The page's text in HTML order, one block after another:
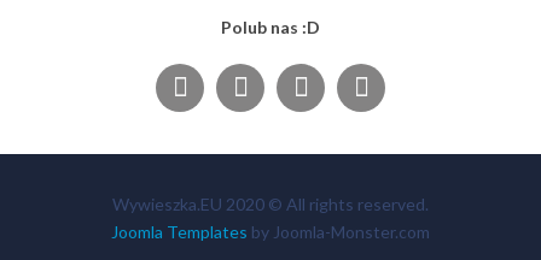
Polub nas :D
Wywieszka.EU 2020 © All rights reserved.
Joomla Templates by Joomla-Monster.com